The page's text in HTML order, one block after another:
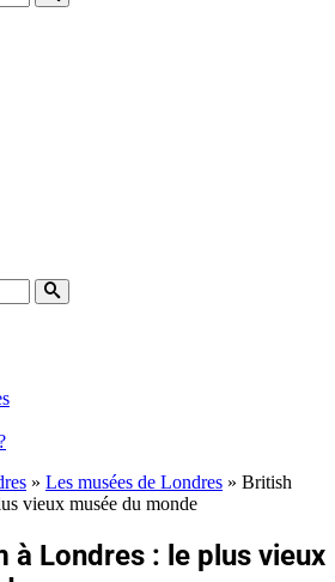
» Les musées de Londres » British
vieux musée du monde
à Londres : le plus vieux